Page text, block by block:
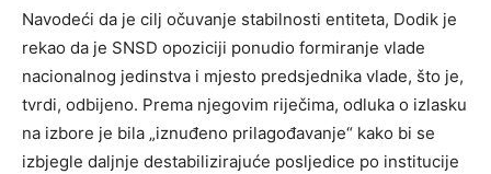
Navodeći da je cilj očuvanje stabilnosti entiteta, Dodik je
rekao da je SNSD opoziciji ponudio formiranje vlade
nacionalnog jedinstva i mjesto predsjednika vlade, što je,
tvrdi, odbijeno. Prema njegovim riječima, odluka o izlasku
na izbore je bila „iznuđeno prilagođavanje“ kako bi se
izbjegle daljnje destabilizirajuće posljedice po institucije